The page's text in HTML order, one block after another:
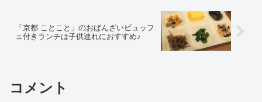
「京都 ことこと」のおばんざいビュッフ
ェ付きランチは子供連れにおすすめ♪
コメント